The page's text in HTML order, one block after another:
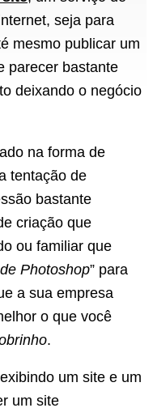
seja para
mesmo publicar um
parecer bastante
deixando o negócio
na forma de
tentação de
bastante
criação que
ou familiar que
Photoshop” para
a sua empresa
o que você
.